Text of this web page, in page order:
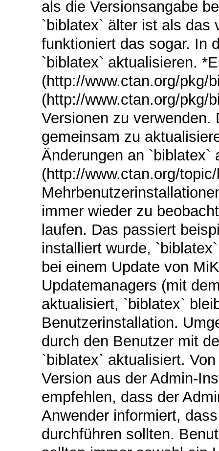
als die Versionsangabe
`biblatex` älter ist als das
funktioniert das sogar. In
`biblatex` aktualisieren.
(http://www.ctan.org/pkg/
(http://www.ctan.org/pkg/
Versionen zu
gemeinsam zu
Änderungen an `biblatex`
(http://www.ctan.org/
immer wieder zu
laufen. Das passiert
installiert wurde,
bei einem Update von
Updatemanagers (mit
aktualisiert, `biblatex`
Benutzerinstallation.
durch den Benutzer mit
`biblatex` aktualisiert.
Version aus der Admin-
empfehlen, dass der
Anwender informiert,
durchführen sollten.